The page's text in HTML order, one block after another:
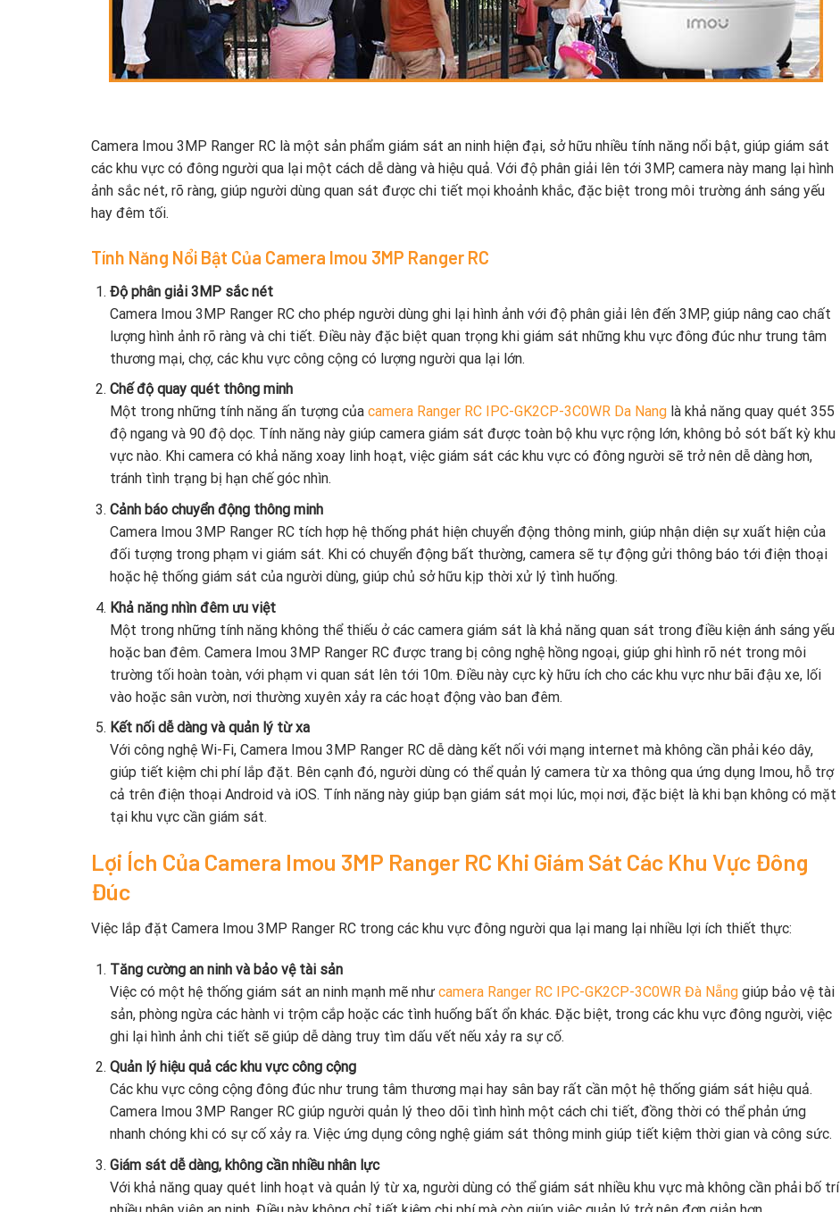
Camera Imou 3MP Ranger RC là một sản phẩm giám sát an ninh hiện đại, sở hữu nhiều tính năng nổi bật, giúp giám sát
các khu vực có đông người qua lại một cách dễ dàng và hiệu quả. Với độ phân giải lên tới 3MP, camera này mang lại hình
ảnh sắc nét, rõ ràng, giúp người dùng quan sát được chi tiết mọi khoảnh khắc, đặc biệt trong môi trường ánh sáng yếu
hay đêm tối.
Tính Năng Nổi Bật Của Camera Imou 3MP Ranger RC
Độ phân giải 3MP sắc nét
Camera Imou 3MP Ranger RC cho phép người dùng ghi lại hình ảnh với độ phân giải lên đến 3MP, giúp nâng cao chất
lượng hình ảnh rõ ràng và chi tiết. Điều này đặc biệt quan trọng khi giám sát những khu vực đông đúc như trung tâm
thương mại, chợ, các khu vực công cộng có lượng người qua lại lớn.
Chế độ quay quét thông minh
Một trong những tính năng ấn tượng của camera Ranger RC IPC-GK2CP-3C0WR Da Nanglà khả năng quay quét 355
độ ngang và 90 độ dọc. Tính năng này giúp camera giám sát được toàn bộ khu vực rộng lớn, không bỏ sót bất kỳ khu
vực nào. Khi camera có khả năng xoay linh hoạt, việc giám sát các khu vực có đông người sẽ trở nên dễ dàng hơn,
tránh tình trạng bị hạn chế góc nhìn.
Cảnh báo chuyển động thông minh
Camera Imou 3MP Ranger RC tích hợp hệ thống phát hiện chuyển động thông minh, giúp nhận diện sự xuất hiện của
đối tượng trong phạm vi giám sát. Khi có chuyển động bất thường, camera sẽ tự động gửi thông báo tới điện thoại
hoặc hệ thống giám sát của người dùng, giúp chủ sở hữu kịp thời xử lý tình huống.
Khả năng nhìn đêm ưu việt
Một trong những tính năng không thể thiếu ở các camera giám sát là khả năng quan sát trong điều kiện ánh sáng yếu
hoặc ban đêm. Camera Imou 3MP Ranger RC được trang bị công nghệ hồng ngoại, giúp ghi hình rõ nét trong môi
trường tối hoàn toàn, với phạm vi quan sát lên tới 10m. Điều này cực kỳ hữu ích cho các khu vực như bãi đậu xe, lối
vào hoặc sân vườn, nơi thường xuyên xảy ra các hoạt động vào ban đêm.
Kết nối dễ dàng và quản lý từ xa
Với công nghệ Wi-Fi, Camera Imou 3MP Ranger RC dễ dàng kết nối với mạng internet mà không cần phải kéo dây,
giúp tiết kiệm chi phí lắp đặt. Bên cạnh đó, người dùng có thể quản lý camera từ xa thông qua ứng dụng Imou, hỗ trợ
cả trên điện thoại Android và iOS. Tính năng này giúp bạn giám sát mọi lúc, mọi nơi, đặc biệt là khi bạn không có mặt
tại khu vực cần giám sát.
Lợi Ích Của Camera Imou 3MP Ranger RC Khi Giám Sát Các Khu Vực Đông
Đúc
Việc lắp đặt Camera Imou 3MP Ranger RC trong các khu vực đông người qua lại mang lại nhiều lợi ích thiết thực:
Tăng cường an ninh và bảo vệ tài sản
Việc có một hệ thống giám sát an ninh mạnh mẽ như camera Ranger RC IPC-GK2CP-3C0WR Đà Nẵnggiúp bảo vệ tài
sản, phòng ngừa các hành vi trộm cắp hoặc các tình huống bất ổn khác. Đặc biệt, trong các khu vực đông người, việc
ghi lại hình ảnh chi tiết sẽ giúp dễ dàng truy tìm dấu vết nếu xảy ra sự cố.
Quản lý hiệu quả các khu vực công cộng
Các khu vực công cộng đông đúc như trung tâm thương mại hay sân bay rất cần một hệ thống giám sát hiệu quả.
Camera Imou 3MP Ranger RC giúp người quản lý theo dõi tình hình một cách chi tiết, đồng thời có thể phản ứng
nhanh chóng khi có sự cố xảy ra. Việc ứng dụng công nghệ giám sát thông minh giúp tiết kiệm thời gian và công sức.
Giám sát dễ dàng, không cần nhiều nhân lực
Với khả năng quay quét linh hoạt và quản lý từ xa, người dùng có thể giám sát nhiều khu vực mà không cần phải bố trí